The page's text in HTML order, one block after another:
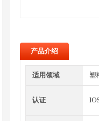
产品介绍
适用领域 塑
认证